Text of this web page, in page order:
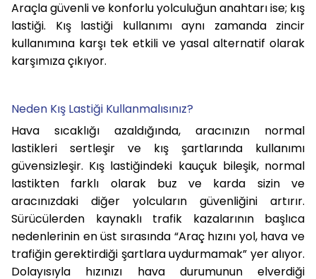
Araçla güvenli ve konforlu yolculuğun anahtarı ise; kış
lastiği. Kış lastiği kullanımı aynı zamanda zincir
kullanımına karşı tek etkili ve yasal alternatif olarak
karşımıza çıkıyor.
Neden Kış Lastiği Kullanmalısınız?
Hava sıcaklığı azaldığında, aracınızın normal
lastikleri sertleşir ve kış şartlarında kullanımı
güvensizleşir. Kış lastiğindeki kauçuk bileşik, normal
lastikten farklı olarak buz ve karda sizin ve
aracınızdaki diğer yolcuların güvenliğini artırır.
Sürücülerden kaynaklı trafik kazalarının başlıca
nedenlerinin en üst sırasında “Araç hızını yol, hava ve
trafiğin gerektirdiği şartlara uydurmamak” yer alıyor.
Dolayısıyla hızınızı hava durumunun elverdiği